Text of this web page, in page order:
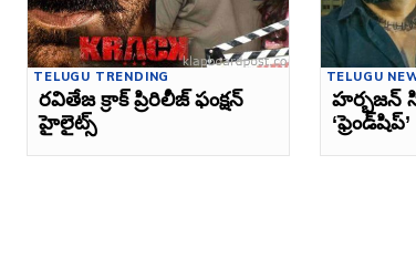
TELUGU TRENDING
రవితేజ క్రాక్ ప్రిరిలీజ్ ఫంక్షన్
హైలైట్స్
TELUGU
హర్భజన్‌
‘ఫ్రెండ్‌షిప్‌’